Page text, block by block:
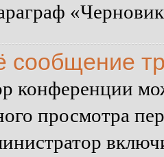
сообщение
конференции
просмотра